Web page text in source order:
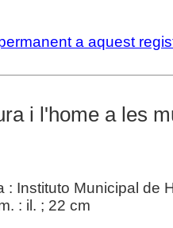
a aquest
i l'home a les
: Instituto Municipal de
: il. ; 22 cm